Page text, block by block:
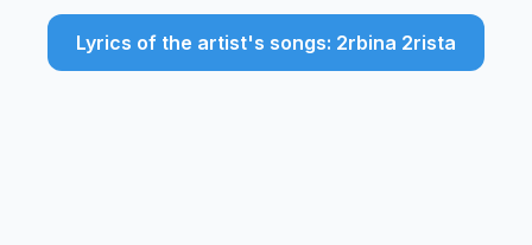
Lyrics of the artist's songs: 2rbina 2rista